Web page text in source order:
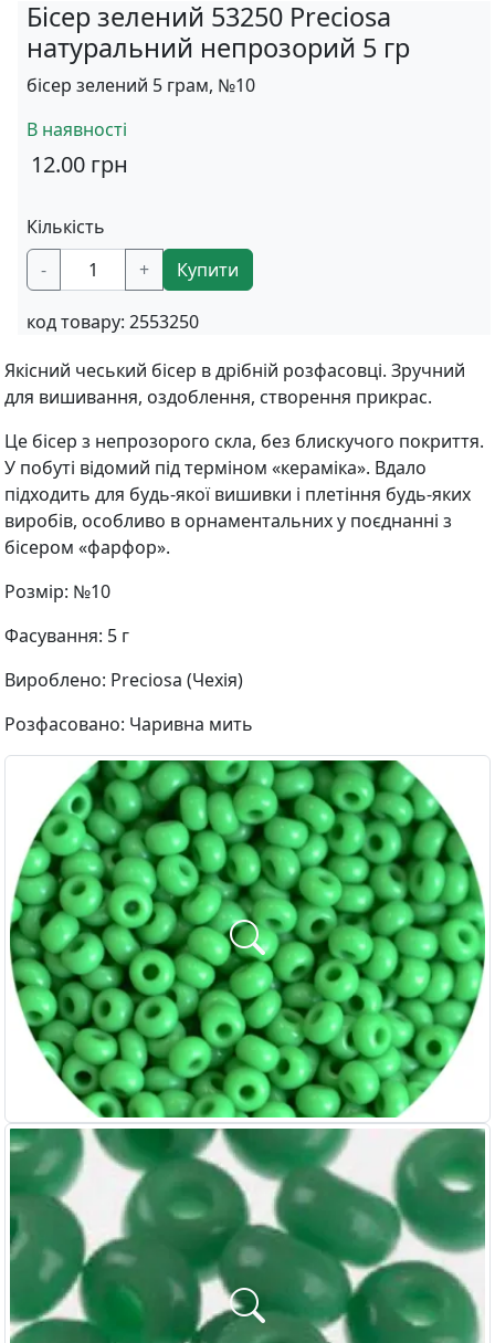
Бісер зелений 53250 Preciosa
натуральний непрозорий 5 гр
бісер зелений 5 грам, №10
В наявності
12.00 грн
Кількість
-
+ Купити
код товару: 2553250
Якісний чеський бісер в дрібній розфасовці. Зручний
для вишивання, оздоблення, створення прикрас.
Це бісер з непрозорого скла, без блискучого покриття.
У побуті відомий під терміном «кераміка». Вдало
підходить для будь-якої вишивки і плетіння будь-яких
виробів, особливо в орнаментальних у поєднанні з
бісером «фарфор».
Розмір: №10
Фасування: 5 г
Вироблено: Preciosa (Чехія)
Розфасовано: Чаривна мить